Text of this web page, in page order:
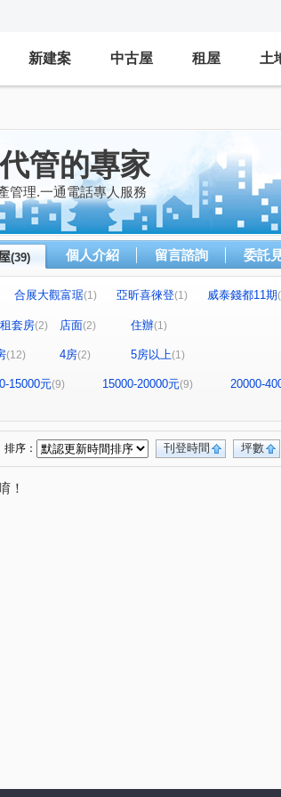
新建案 中古屋 租屋 土
管的專家
管理.一通電話專人服務
(39) 個人介紹 留言諮詢 委託
合展大觀富琚(1) 亞昕喜徠登(1) 威泰錢都11期
(2) 三本四季 大來賞
園第一廣場二期商業大樓(1) 竹城富士
雙享樓(1) 昭揚君喆 (1) 佳展好市佳 (1)
觀路(1) 南福街(2) 六合一街(1) 高鐵北路一段
春日路 (1) 中正三街(1) 莊敬三街(2) 青溪一路(1)
路三段(1) 中山東路(1) 航科路(1) 中正路(1)
中正一路
套房(2) 店面(2) 住辦(1)
(12) 4房(2) 5房以上(1)
15000元(9) 15000-20000元(9) 20000-
坪數
刊登時間
排序：
！